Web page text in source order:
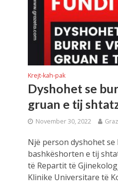
Krejt-kah-pak
Dyshohet se
gruan e tij
November 30, 2022
Një person dyshohet se
bashkëshorten e tij
të Repartit të
Klinike Universitare të